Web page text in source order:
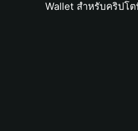
Wallet สำหรับคริปโ